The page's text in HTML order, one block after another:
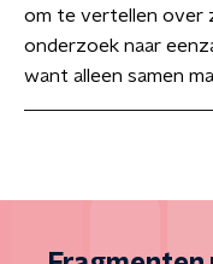
om te vertellen over
onderzoek naar
want alleen samen